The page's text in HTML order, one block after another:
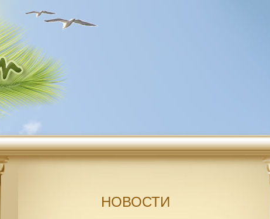
НОВОСТИ